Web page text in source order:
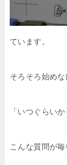
ています。
そろそろ始めな
「いつぐらい
こんな質問が毎